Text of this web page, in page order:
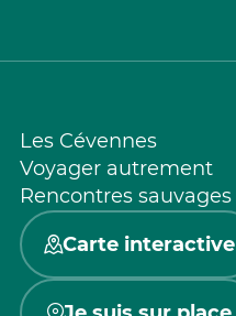
Les Cévennes
Voyager autrement
Rencontres sauvages
Carte interactive